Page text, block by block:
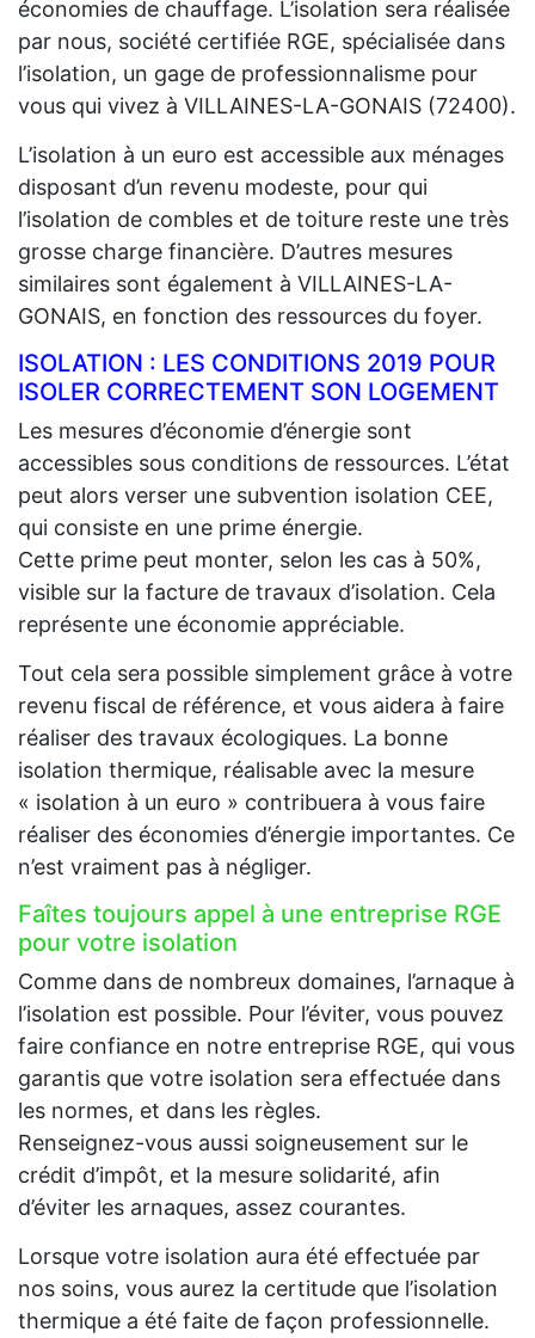
économies de chauffage. L’isolation sera réalisée
par nous, société certifiée RGE, spécialisée dans
l’isolation, un gage de professionnalisme pour
vous qui vivez à VILLAINES-LA-GONAIS (72400).
L’isolation à un euro est accessible aux ménages
disposant d’un revenu modeste, pour qui
l’isolation de combles et de toiture reste une très
grosse charge financière. D’autres mesures
similaires sont également à VILLAINES-LA-
GONAIS, en fonction des ressources du foyer.
ISOLATION : LES CONDITIONS 2019 POUR
ISOLER CORRECTEMENT SON LOGEMENT
Les mesures d’économie d’énergie sont
accessibles sous conditions de ressources. L’état
peut alors verser une subvention isolation CEE,
qui consiste en une prime énergie.
Cette prime peut monter, selon les cas à 50%,
visible sur la facture de travaux d’isolation. Cela
représente une économie appréciable.
Tout cela sera possible simplement grâce à votre
revenu fiscal de référence, et vous aidera à faire
réaliser des travaux écologiques. La bonne
isolation thermique, réalisable avec la mesure
« isolation à un euro » contribuera à vous faire
réaliser des économies d’énergie importantes. Ce
n’est vraiment pas à négliger.
Faîtes toujours appel à une entreprise RGE
pour votre isolation
Comme dans de nombreux domaines, l’arnaque à
l’isolation est possible. Pour l’éviter, vous pouvez
faire confiance en notre entreprise RGE, qui vous
garantis que votre isolation sera effectuée dans
les normes, et dans les règles.
Renseignez-vous aussi soigneusement sur le
crédit d’impôt, et la mesure solidarité, afin
d’éviter les arnaques, assez courantes.
Lorsque votre isolation aura été effectuée par
nos soins, vous aurez la certitude que l’isolation
thermique a été faite de façon professionnelle.